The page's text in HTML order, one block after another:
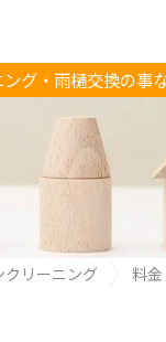
グ・雨樋交換の事
クリーニング
料